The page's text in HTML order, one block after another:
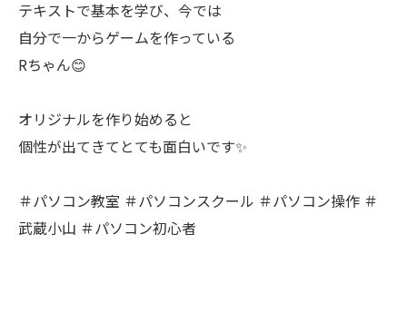
テキストで基本を学び、今では
自分で一からゲームを作っている
Rちゃん😊
オリジナルを作り始めると
個性が出てきてとても面白いです✨
＃パソコン教室 ＃パソコンスクール ＃パソコン操作 ＃
武蔵小山 ＃パソコン初心者